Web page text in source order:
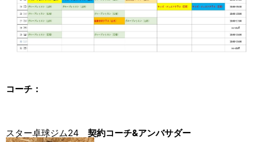
コーチ：
スター卓球ジム24 契約コーチ&アンバサダー